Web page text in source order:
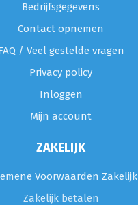
Bedrijfsgegevens
Contact opnemen
/ Veel gestelde vragen
Privacy policy
Inloggen
Mijn account
ZAKELIJK
Voorwaarden Zakelijk
Zakelijk betalen